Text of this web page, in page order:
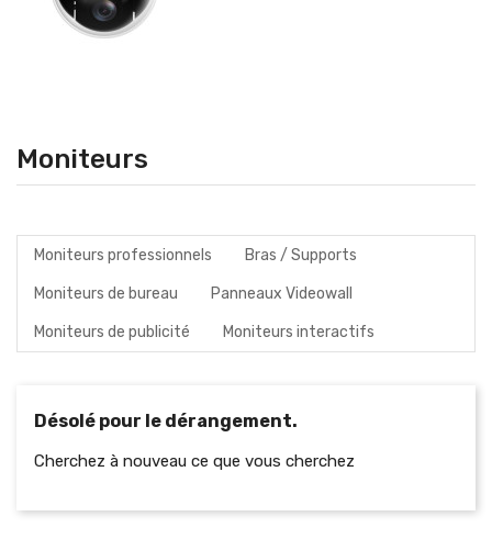
Moniteurs
Moniteurs professionnels Bras / Supports
Moniteurs de bureau Panneaux Videowall
Moniteurs de publicité Moniteurs interactifs
Désolé pour le dérangement.
Cherchez à nouveau ce que vous cherchez